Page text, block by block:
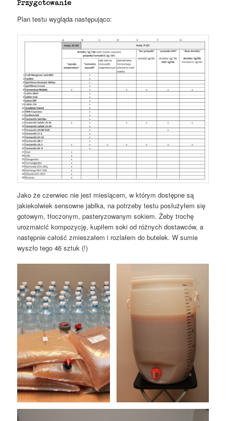
Przygotowanie
Plan testu wygląda następująco:
Jako że czerwiec nie jest miesiącem, w którym dostępne są
jakiekolwiek sensowne jabłka, na potrzeby testu posłużyłem się
gotowym, tłoczonym, pasteryzowanym sokiem. Żeby trochę
urozmaicić kompozycję, kupiłem soki od różnych dostawców, a
następnie całość zmieszałem i rozlałem do butelek. W sumie
wyszło tego 46 sztuk (!)